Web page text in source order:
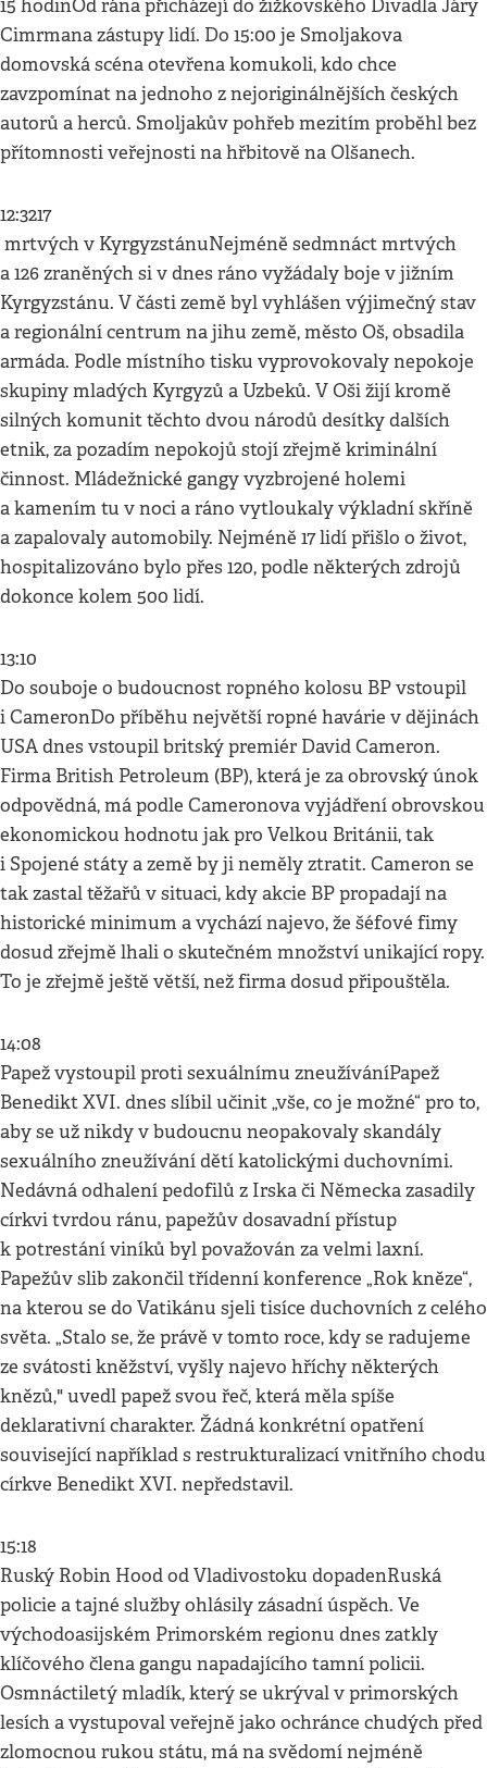
15 hodinOd rána přicházejí do žižkovského Divadla Járy
Cimrmana zástupy lidí. Do 15:00 je Smoljakova
domovská scéna otevřena komukoli, kdo chce
zavzpomínat na jednoho z nejoriginálnějších českých
autorů a herců. Smoljakův pohřeb mezitím proběhl bez
přítomnosti veřejnosti na hřbitově na Olšanech.
12:3217
mrtvých v KyrgyzstánuNejméně sedmnáct mrtvých
a 126 zraněných si v dnes ráno vyžádaly boje v jižním
Kyrgyzstánu. V části země byl vyhlášen výjimečný stav
a regionální centrum na jihu země, město Oš, obsadila
armáda. Podle místního tisku vyprovokovaly nepokoje
skupiny mladých Kyrgyzů a Uzbeků. V Oši žijí kromě
silných komunit těchto dvou národů desítky dalších
etnik, za pozadím nepokojů stojí zřejmě kriminální
činnost. Mládežnické gangy vyzbrojené holemi
a kamením tu v noci a ráno vytloukaly výkladní skříně
a zapalovaly automobily. Nejméně 17 lidí přišlo o život,
hospitalizováno bylo přes 120, podle některých zdrojů
dokonce kolem 500 lidí.
13:10
Do souboje o budoucnost ropného kolosu BP vstoupil
i CameronDo příběhu největší ropné havárie v dějinách
USA dnes vstoupil britský premiér David Cameron.
Firma British Petroleum (BP), která je za obrovský únok
odpovědná, má podle Cameronova vyjádření obrovskou
ekonomickou hodnotu jak pro Velkou Británii, tak
i Spojené státy a země by ji neměly ztratit. Cameron se
tak zastal těžařů v situaci, kdy akcie BP propadají na
historické minimum a vychází najevo, že šéfové fimy
dosud zřejmě lhali o skutečném množství unikající ropy.
To je zřejmě ještě větší, než firma dosud připouštěla.
14:08
Papež vystoupil proti sexuálnímu zneužíváníPapež
Benedikt XVI. dnes slíbil učinit „vše, co je možné“ pro to,
aby se už nikdy v budoucnu neopakovaly skandály
sexuálního zneužívání dětí katolickými duchovními.
Nedávná odhalení pedofilů z Irska či Německa zasadily
církvi tvrdou ránu, papežův dosavadní přístup
k potrestání viníků byl považován za velmi laxní.
Papežův slib zakončil třídenní konference „Rok kněze“,
na kterou se do Vatikánu sjeli tisíce duchovních z celého
světa. „Stalo se, že právě v tomto roce, kdy se radujeme
ze svátosti kněžství, vyšly najevo hříchy některých
knězů," uvedl papež svou řeč, která měla spíše
deklarativní charakter. Žádná konkrétní opatření
související například s restrukturalizací vnitřního chodu
církve Benedikt XVI. nepředstavil.
15:18
Ruský Robin Hood od Vladivostoku dopadenRuská
policie a tajné služby ohlásily zásadní úspěch. Ve
východoasijském Primorském regionu dnes zatkly
klíčového člena gangu napadajícího tamní policii.
Osmnáctiletý mladík, který se ukrýval v primorských
lesích a vystupoval veřejně jako ochránce chudých před
zlomocnou rukou státu, má na svědomí nejméně